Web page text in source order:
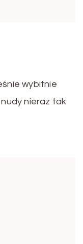
wybitnie
nieraz tak